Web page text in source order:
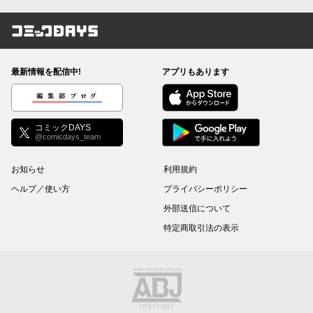
コミックDAYS
最新情報を配信中!
編集部ブログ
コミックDAYS
@comicdays_team
アプリもあります
お知らせ
ヘルプ／使い方
利用規約
プライバシーポリシー
外部送信について
特定商取引法の表示